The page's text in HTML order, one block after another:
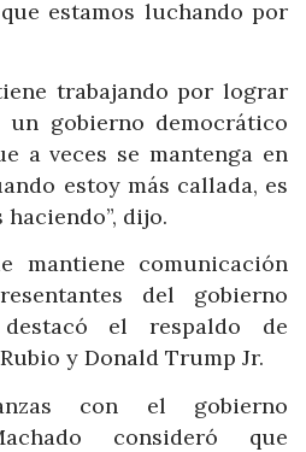
estamos luchando por
trabajando por lograr
gobierno democrático
a veces se mantenga en
estoy más callada, es
dijo.
mantiene comunicación
del gobierno
el respaldo de
y Donald Trump Jr.
con el gobierno
consideró que